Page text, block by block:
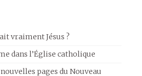
vraiment Jésus ?
dans l’Église catholique
pages du Nouveau